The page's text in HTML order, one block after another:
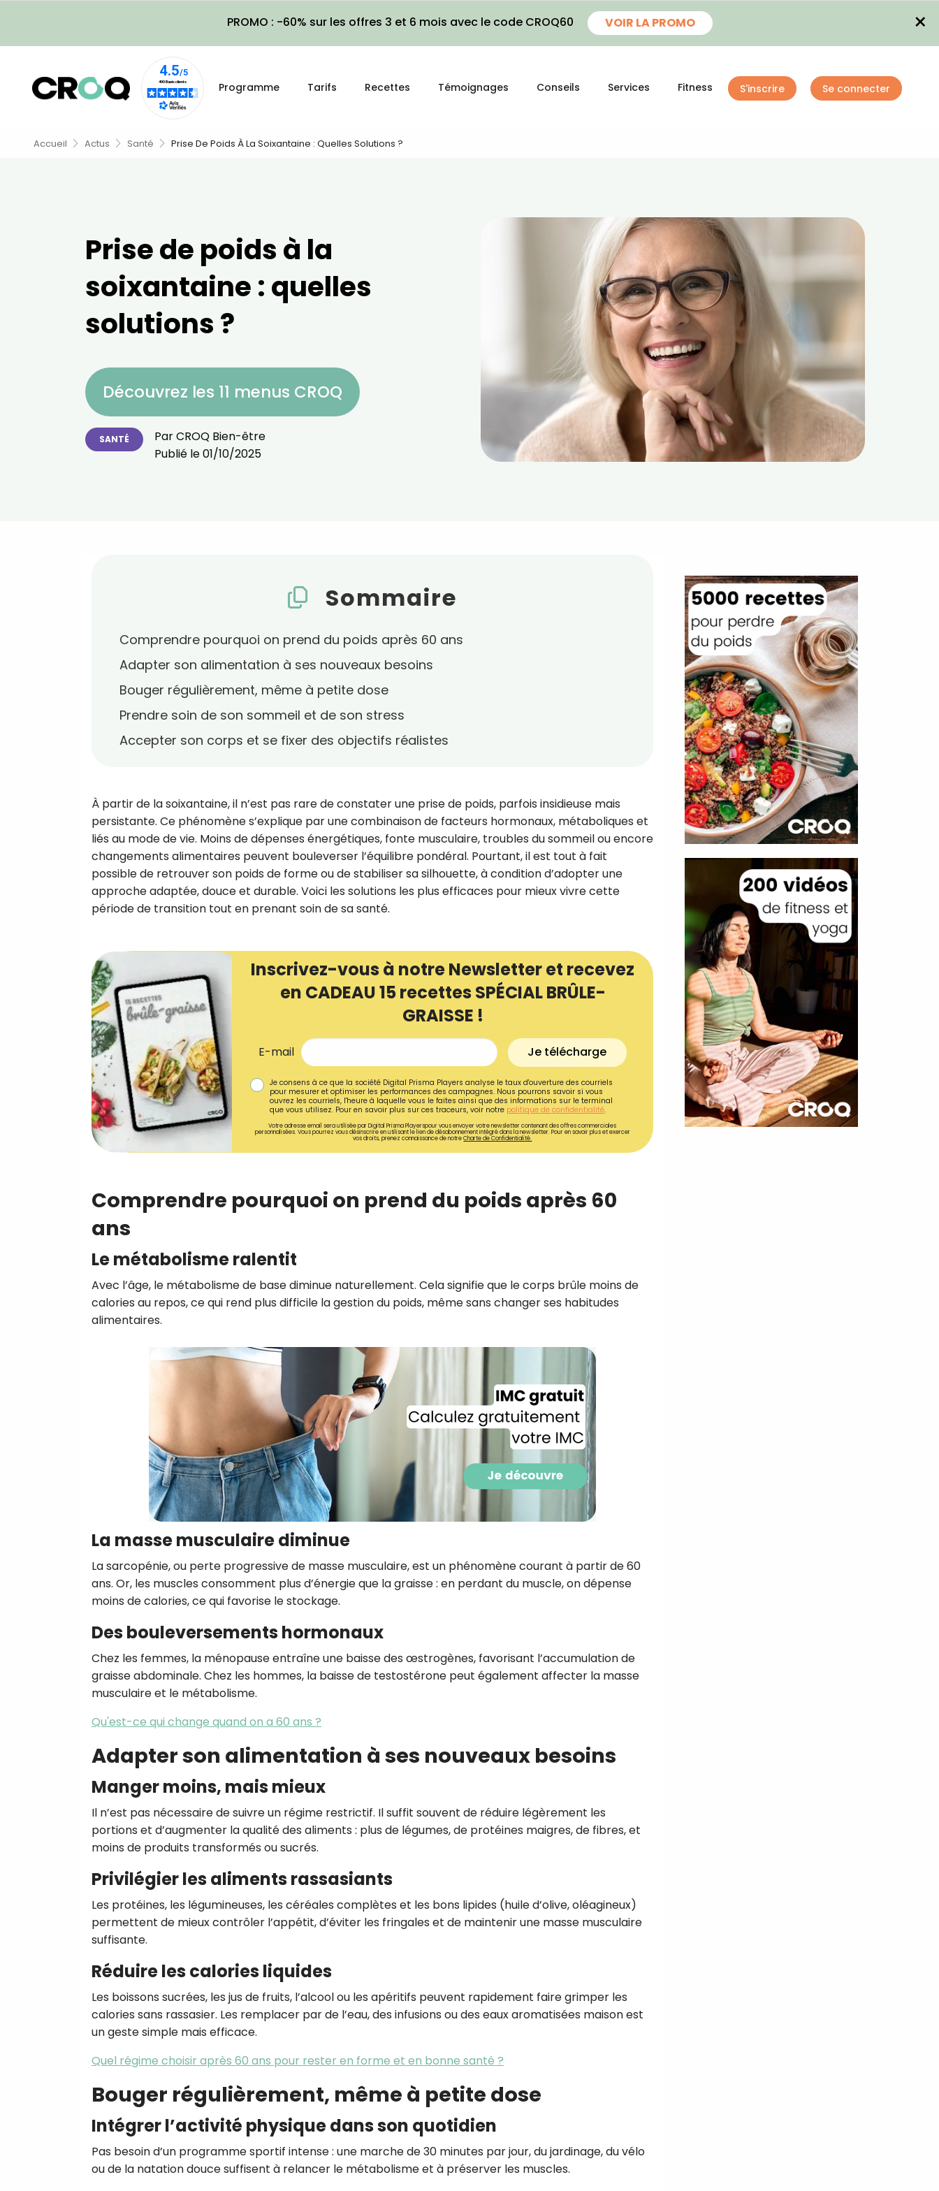
PROMO : -60% sur les offres 3 et 6 mois avec le code CROQ60 VOIR LA PROMO ×
Programme Tarifs Recettes Témoignages Conseils Services Fitness S'inscrire Se connecter
Accueil Actus Santé Prise De Poids À La Soixantaine : Quelles Solutions ?
Prise de poids à la
soixantaine : quelles
solutions ?
Découvrez les 11 menus CROQ
SANTÉ ParCROQ Bien-être
Publié le01/10/2025
Sommaire
Comprendre pourquoi on prend du poids après 60 ans
Adapter son alimentation à ses nouveaux besoins
Bouger régulièrement, même à petite dose
Prendre soin de son sommeil et de son stress
Accepter son corps et se fixer des objectifs réalistes
À partir de la soixantaine, il n’est pas rare de constater une prise de poids, parfois insidieuse mais
persistante. Ce phénomène s’explique par une combinaison de facteurs hormonaux, métaboliques et
liés au mode de vie. Moins de dépenses énergétiques, fonte musculaire, troubles du sommeil ou encore
changements alimentaires peuvent bouleverser l’équilibre pondéral. Pourtant, il est tout à fait
possible de retrouver son poids de forme ou de stabiliser sa silhouette, à condition d’adopter une
approche adaptée, douce et durable. Voici les solutions les plus efficaces pour mieux vivre cette
période de transition tout en prenant soin de sa santé.
Inscrivez-vous à notre Newsletter et recevez
en CADEAU 15 recettes SPÉCIAL BRÛLE-
GRAISSE !
E-mail Je télécharge
Je consens à ce que la société Digital Prisma Players analyse le taux d'ouverture des courriels
pour mesurer et optimiser les performances des campagnes. Nous pourrons savoir si vous
ouvrez les courriels, l'heure à laquelle vous le faites ainsi que des informations sur le terminal
que vous utilisez. Pour en savoir plus sur ces traceurs, voir notre politique de confidentialité.
Votre adresse email sera utilisée par Digital Prisma Playerspour vous envoyer votre newsletter contenant des offres commerciales
personnalisées. Vous pourrez vous désinscrire en utilisant le lien de désabonnement intégré dans la newsletter. Pour en savoir plus et exercer
vos droits, prenez connaissance de notreCharte de Confidentialité.
Comprendre pourquoi on prend du poids après 60
ans
Le métabolisme ralentit
Avec l’âge, le métabolisme de base diminue naturellement. Cela signifie que le corps brûle moins de
calories au repos, ce qui rend plus difficile la gestion du poids, même sans changer ses habitudes
alimentaires.
La masse musculaire diminue
La sarcopénie, ou perte progressive de masse musculaire, est un phénomène courant à partir de 60
ans. Or, les muscles consomment plus d’énergie que la graisse : en perdant du muscle, on dépense
moins de calories, ce qui favorise le stockage.
Des bouleversements hormonaux
Chez les femmes, la ménopause entraîne une baisse des œstrogènes, favorisant l’accumulation de
graisse abdominale. Chez les hommes, la baisse de testostérone peut également affecter la masse
musculaire et le métabolisme.
Qu'est-ce qui change quand on a 60 ans ?
Adapter son alimentation à ses nouveaux besoins
Manger moins, mais mieux
Il n’est pas nécessaire de suivre un régime restrictif. Il suffit souvent de réduire légèrement les
portions et d’augmenter la qualité des aliments : plus de légumes, de protéines maigres, de fibres, et
moins de produits transformés ou sucrés.
Privilégier les aliments rassasiants
Les protéines, les légumineuses, les céréales complètes et les bons lipides (huile d’olive, oléagineux)
permettent de mieux contrôler l’appétit, d’éviter les fringales et de maintenir une masse musculaire
suffisante.
Réduire les calories liquides
Les boissons sucrées, les jus de fruits, l’alcool ou les apéritifs peuvent rapidement faire grimper les
calories sans rassasier. Les remplacer par de l’eau, des infusions ou des eaux aromatisées maison est
un geste simple mais efficace.
Quel régime choisir après 60 ans pour rester en forme et en bonne santé ?
Bouger régulièrement, même à petite dose
Intégrer l’activité physique dans son quotidien
Pas besoin d’un programme sportif intense : une marche de 30 minutes par jour, du jardinage, du vélo
ou de la natation douce suffisent à relancer le métabolisme et à préserver les muscles.
recettes inédites de CROQ
des courriels pour mesurer et optimiser les
performances des campagnes. Nous
pourrons savoir si vous ouvrez les courriels,
l'heure à laquelle vous le faites ainsi que
des informations sur le terminal que vous
utilisez. Pour en savoir plus sur ces traceurs,
voir notrepolitique de confidentialité
Je reçois mon cadeau !
Votre adresse email sera utilisée par Digital Prisma Players pour vous
envoyer votre newsletter contenant des offres commerciales
personnalisées. Vous pourrez vous désinscrire en utilisant le lien de
désabonnement intégré dans la newsletter. Pour en savoir plus et